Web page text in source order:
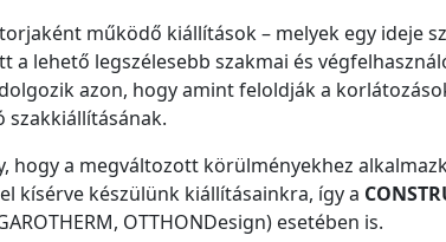
működő kiállítások – melyek egy ideje
a lehető legszélesebb szakmai és
azon, hogy amint feloldják a
szakkiállításának.
hogy a megváltozott körülményekhez
kísérve készülünk kiállításainkra, így a
OTTHONDesign) esetében is.